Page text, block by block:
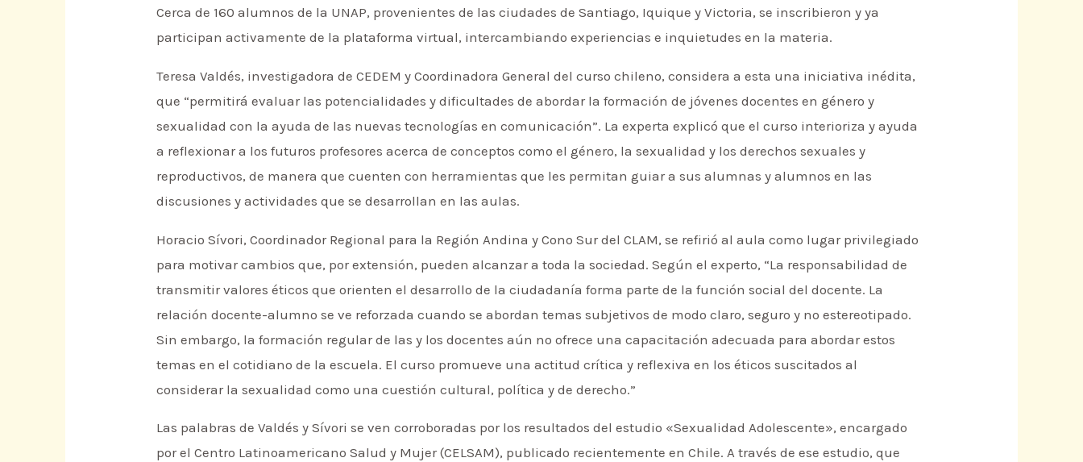
Cerca de 160 alumnos de la UNAP, provenientes de las ciudades de Santiago, Iquique y Victoria, se inscribieron y ya
participan activamente de la plataforma virtual, intercambiando experiencias e inquietudes en la materia.
Teresa Valdés, investigadora de CEDEM y Coordinadora General del curso chileno, considera a esta una iniciativa inédita,
que “permitirá evaluar las potencialidades y dificultades de abordar la formación de jóvenes docentes en género y
sexualidad con la ayuda de las nuevas tecnologías en comunicación”. La experta explicó que el curso interioriza y ayuda
a reflexionar a los futuros profesores acerca de conceptos como el género, la sexualidad y los derechos sexuales y
reproductivos, de manera que cuenten con herramientas que les permitan guiar a sus alumnas y alumnos en las
discusiones y actividades que se desarrollan en las aulas.
Horacio Sívori, Coordinador Regional para la Región Andina y Cono Sur del CLAM, se refirió al aula como lugar privilegiado
para motivar cambios que, por extensión, pueden alcanzar a toda la sociedad. Según el experto, “La responsabilidad de
transmitir valores éticos que orienten el desarrollo de la ciudadanía forma parte de la función social del docente. La
relación docente-alumno se ve reforzada cuando se abordan temas subjetivos de modo claro, seguro y no estereotipado.
Sin embargo, la formación regular de las y los docentes aún no ofrece una capacitación adecuada para abordar estos
temas en el cotidiano de la escuela. El curso promueve una actitud crítica y reflexiva en los éticos suscitados al
considerar la sexualidad como una cuestión cultural, política y de derecho.”
Las palabras de Valdés y Sívori se ven corroboradas por los resultados del estudio «Sexualidad Adolescente», encargado
por el Centro Latinoamericano Salud y Mujer (CELSAM), publicado recientemente en Chile. A través de ese estudio, que